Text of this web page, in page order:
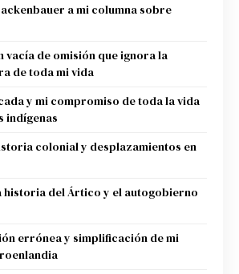
a mi columna sobre
vacía de omisión que ignora la
de toda mi vida
y mi compromiso de toda la vida
indígenas
colonial y desplazamientos en
historia del Ártico y el autogobierno
errónea y simplificación de mi